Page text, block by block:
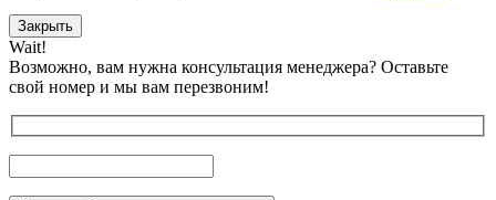
Закрыть
Wait!
Возможно, вам нужна консультация менеджера? Оставьте
свой номер и мы вам перезвоним!